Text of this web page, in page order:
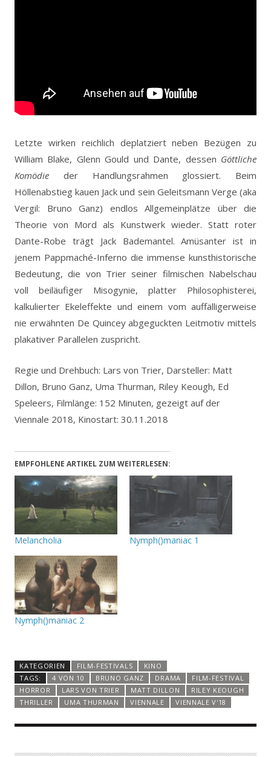
Letzte wirken reichlich deplatziert neben Bezügen zu
William Blake, Glenn Gould und Dante, dessen Göttliche
Komödie der Handlungsrahmen glossiert. Beim
Höllenabstieg kauen Jack und sein Geleitsmann Verge (aka
Vergil: Bruno Ganz) endlos Allgemeinplätze über die
Theorie von Mord als Kunstwerk wieder. Statt roter
Dante-Robe trägt Jack Bademantel. Amüsanter ist in
jenem Pappmaché-Inferno die immense kunsthistorische
Bedeutung, die von Trier seiner filmischen Nabelschau
voll beiläufiger Misogynie, platter Philosophisterei,
kalkulierter Ekeleffekte und einem vom auffälligerweise
nie erwähnten De Quincey abgeguckten Leitmotiv mittels
plakativer Parallelen zuspricht.
Regie und Drehbuch: Lars von Trier, Darsteller: Matt
Dillon, Bruno Ganz, Uma Thurman, Riley Keough, Ed
Speleers, Filmlänge: 152 Minuten, gezeigt auf der
Viennale 2018, Kinostart: 30.11.2018
EMPFOHLENE ARTIKEL ZUM WEITERLESEN:
Melancholia Nymph()maniac 1
Nymph()maniac 2
KATEGORIEN FILM-FESTIVALS
KINO
TAGS:
4 VON 10 BRUNO GANZ DRAMA
FILM-FESTIVAL
HORROR
LARS VON TRIER MATT DILLON
RILEY KEOUGH
THRILLER
UMA THURMAN VIENNALE VIENNALE V'18